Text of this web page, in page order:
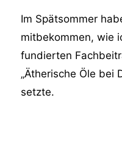
Im Spätsommer
mitbekommen, wie
fundierten
„Ätherische Öle bei
setzte.